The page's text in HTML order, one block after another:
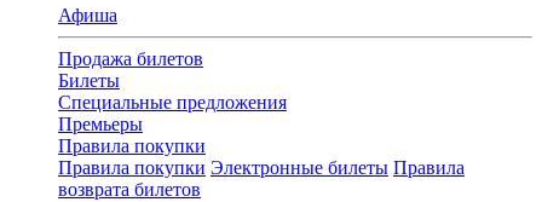
Афиша
Продажа билетов
Билеты
Специальные предложения
Премьеры
Правила покупки
Правила покупки Электронные билеты Правила
возврата билетов